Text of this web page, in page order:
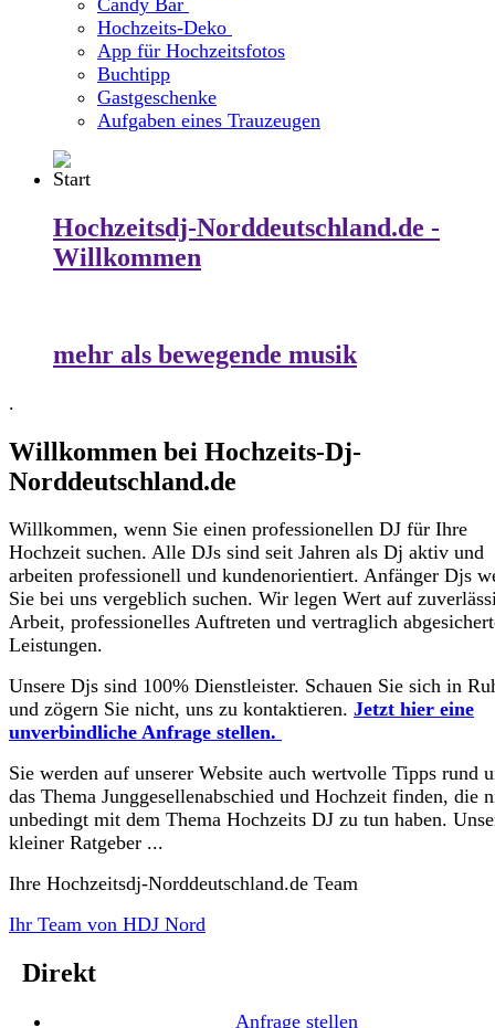
Candy Bar
Hochzeits-Deko
App für Hochzeitsfotos
Buchtipp
Gastgeschenke
Aufgaben eines Trauzeugen
Hochzeitsdj-Norddeutschland.de -
Willkommen
mehr als bewegende musik
.
Willkommen bei Hochzeits-Dj-
Norddeutschland.de
Willkommen, wenn Sie einen professionellen DJ für Ihre
Hochzeit suchen. Alle DJs sind seit Jahren als Dj aktiv und
arbeiten professionell und kundenorientiert. Anfänger Djs
Sie bei uns vergeblich suchen. Wir legen Wert auf
Arbeit, professionelles Auftreten und vertraglich
Leistungen.
Unsere Djs sind 100% Dienstleister. Schauen Sie sich in
und zögern Sie nicht, uns zu kontaktieren. Jetzt hier eine
unverbindliche Anfrage stellen.
Sie werden auf unserer Website auch wertvolle Tipps rund
das Thema Junggesellenabschied und Hochzeit finden, die
unbedingt mit dem Thema Hochzeits DJ zu tun haben.
kleiner Ratgeber ...
Ihre Hochzeitsdj-Norddeutschland.de Team
Ihr Team von HDJ Nord
Direkt
Anfrage stellen